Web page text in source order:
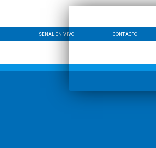
SEÑAL EN VIVO CONTACTO